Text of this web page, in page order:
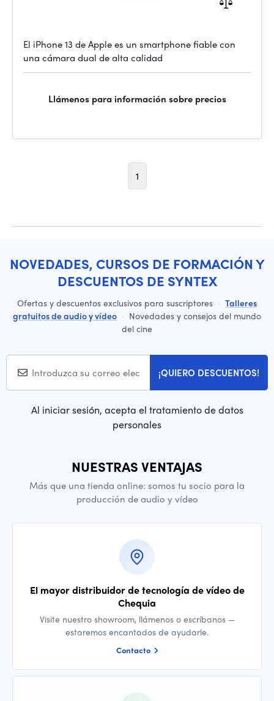
El iPhone 13 de Apple es un smartphone fiable con
una cámara dual de alta calidad
Llámenos para información sobre precios
1
NOVEDADES, CURSOS DE FORMACIÓN Y
DESCUENTOS DE SYNTEX
Ofertas y descuentos exclusivos para suscriptores · Talleres
gratuitos de audio y vídeo · Novedades y consejos del mundo
del cine
¡QUIERO DESCUENTOS!
Al iniciar sesión, acepta el tratamiento de datos
personales
NUESTRAS VENTAJAS
Más que una tienda online: somos tu socio para la
producción de audio y vídeo
El mayor distribuidor de tecnología de vídeo de
Chequia
Visite nuestro showroom, llámenos o escríbanos —
estaremos encantados de ayudarle.
Contacto